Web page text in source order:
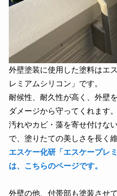
外壁塗装に使用した塗料はエ
レミアムシリコン」です。
耐候性、耐久性が高く、外壁
ダメージから守ってくれます。
汚れやカビ・藻を寄せ付けな
で、塗りたての美しさを長く
エスケー化研「エスケープレ
は、こちらのページです。
外壁の他、付帯部も塗装させ